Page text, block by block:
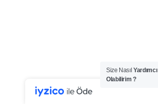
Size NasılYardımcı
Olabilirim ?